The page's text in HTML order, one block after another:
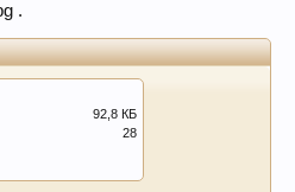
.
92,8 КБ
28